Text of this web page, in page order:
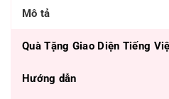
Mô tả
Quà Tặng Giao Diện Tiếng
Hướng dẫn